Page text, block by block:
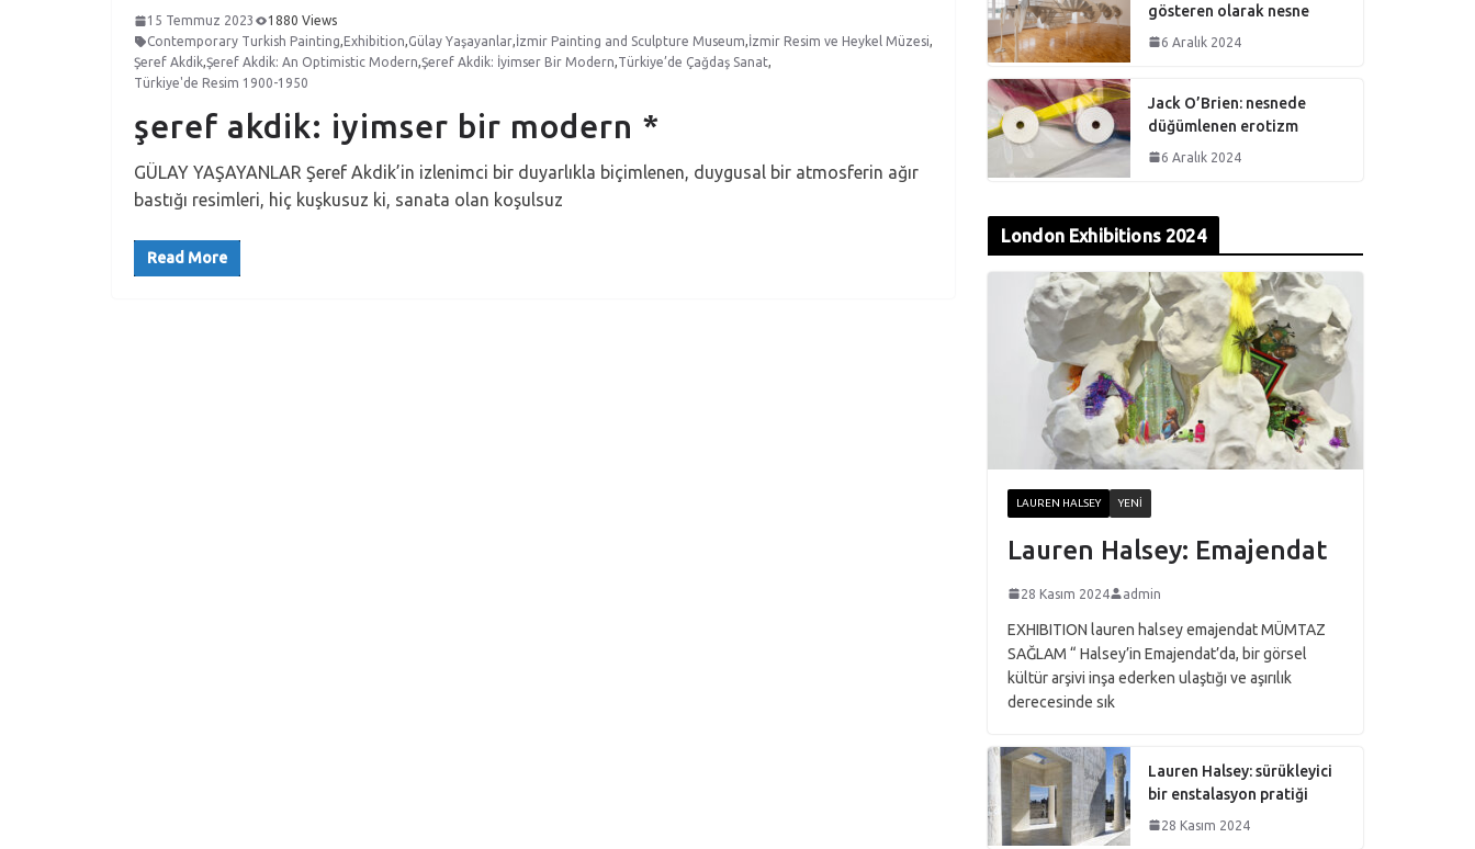
15 Temmuz 2023
1880 Views
Contemporary Turkish Painting, Exhibition,Gülay Yaşayanlar,İzmir Painting and Sculpture Museum,İzmir Resim ve Heykel Müzesi,
Şeref Akdik,Şeref Akdik: An Optimistic Modern,Şeref Akdik: İyimser Bir Modern,Türkiye’de Çağdaş Sanat,
Türkiye'de Resim 1900-1950
şeref akdik: iyimser bir modern *
GÜLAY YAŞAYANLAR Şeref Akdik’in izlenimci bir duyarlıkla biçimlenen, duygusal bir atmosferin ağır
bastığı resimleri, hiç kuşkusuz ki, sanata olan koşulsuz
Read More
gösteren olarak nesne
6 Aralık 2024
Jack O’Brien: nesnede
düğümlenen erotizm
6 Aralık 2024
London Exhibitions 2024
LAUREN HALSEY YENI
Lauren Halsey: Emajendat
28 Kasım 2024 admin
EXHIBITION lauren halsey emajendat MÜMTAZ
SAĞLAM “ Halsey’in Emajendat’da, bir görsel
kültür arşivi inşa ederken ulaştığı ve aşırılık
derecesinde sık
Lauren Halsey: sürükleyici
bir enstalasyon pratiği
28 Kasım 2024